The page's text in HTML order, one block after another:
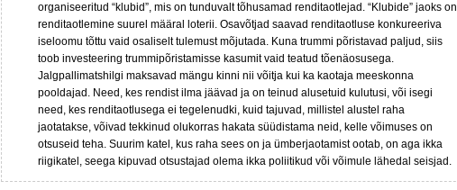
organiseeritud “klubid”, mis on tunduvalt tõhusamad renditaotlejad. “Klubide” jaoks on
renditaotlemine suurel määral loterii. Osavõtjad saavad renditaotluse konkureeriva
iseloomu tõttu vaid osaliselt tulemust mõjutada. Kuna trummi põristavad paljud, siis
toob investeering trummipõristamisse kasumit vaid teatud tõenäosusega.
Jalgpallimatshilgi maksavad mängu kinni nii võitja kui ka kaotaja meeskonna
pooldajad. Need, kes rendist ilma jäävad ja on teinud alusetuid kulutusi, või isegi
need, kes renditaotlusega ei tegelenudki, kuid tajuvad, millistel alustel raha
jaotatakse, võivad tekkinud olukorras hakata süüdistama neid, kelle võimuses on
otsuseid teha. Suurim katel, kus raha sees on ja ümberjaotamist ootab, on aga ikka
riigikatel, seega kipuvad otsustajad olema ikka poliitikud või võimule lähedal seisjad.